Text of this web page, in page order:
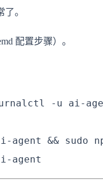
了。
配置步骤）。
-u ai-
&& sudo
agent